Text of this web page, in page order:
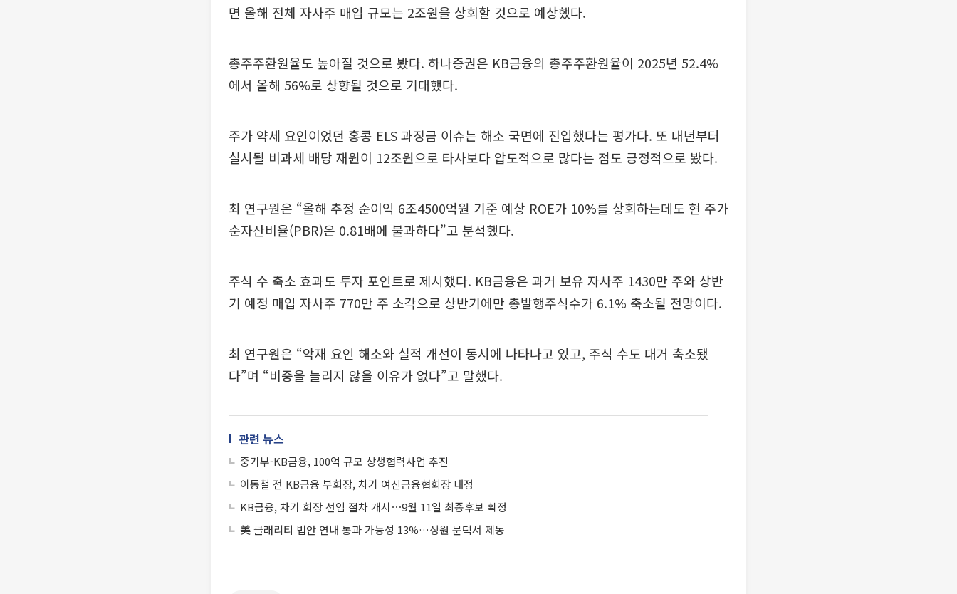
면 올해 전체 자사주 매입 규모는 2조원을 상회할 것으로 예상했다.
총주주환원율도 높아질 것으로 봤다. 하나증권은 KB금융의 총주주환원율이 2025년 52.4%
에서 올해 56%로 상향될 것으로 기대했다.
주가 약세 요인이었던 홍콩 ELS 과징금 이슈는 해소 국면에 진입했다는 평가다. 또 내년부터
실시될 비과세 배당 재원이 12조원으로 타사보다 압도적으로 많다는 점도 긍정적으로 봤다.
최 연구원은 “올해 추정 순이익 6조4500억원 기준 예상 ROE가 10%를 상회하는데도 현 주가
순자산비율(PBR)은 0.81배에 불과하다”고 분석했다.
주식 수 축소 효과도 투자 포인트로 제시했다. KB금융은 과거 보유 자사주 1430만 주와 상반
기 예정 매입 자사주 770만 주 소각으로 상반기에만 총발행주식수가 6.1% 축소될 전망이다.
최 연구원은 “악재 요인 해소와 실적 개선이 동시에 나타나고 있고, 주식 수도 대거 축소됐
다”며 “비중을 늘리지 않을 이유가 없다”고 말했다.
관련 뉴스
중기부-KB금융, 100억 규모 상생협력사업 추진
이동철 전 KB금융 부회장, 차기 여신금융협회장 내정
KB금융, 차기 회장 선임 절차 개시⋯9월 11일 최종후보 확정
美 클래리티 법안 연내 통과 가능성 13%…상원 문턱서 제동